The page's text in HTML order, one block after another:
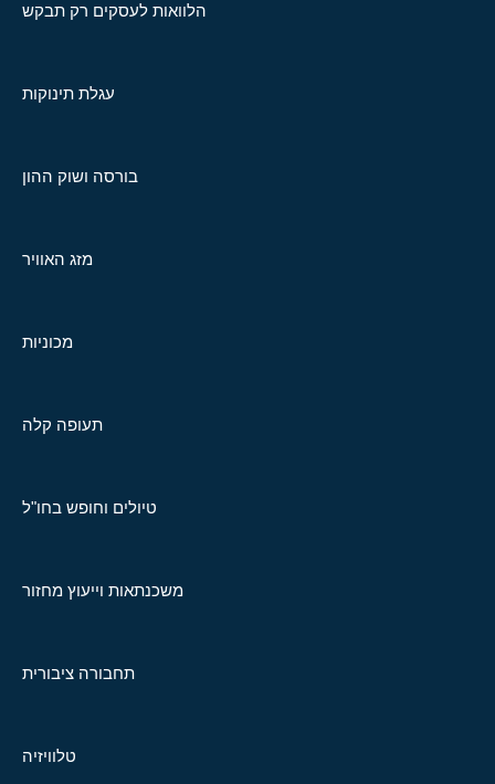
הלוואות לעסקים רק תבקש
עגלת תינוקות
בורסה ושוק ההון
מזג האוויר
מכוניות
תעופה קלה
טיולים וחופש בחו"ל
משכנתאות וייעוץ מחזור
תחבורה ציבורית
טלוויזיה